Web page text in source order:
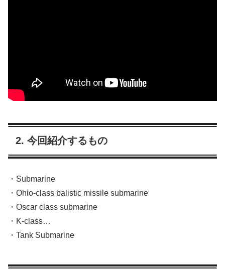
2. 今回紹介するもの
・Submarine
・Ohio-class balistic missile submarine
・Oscar class submarine
・K-class…
・Tank Submarine